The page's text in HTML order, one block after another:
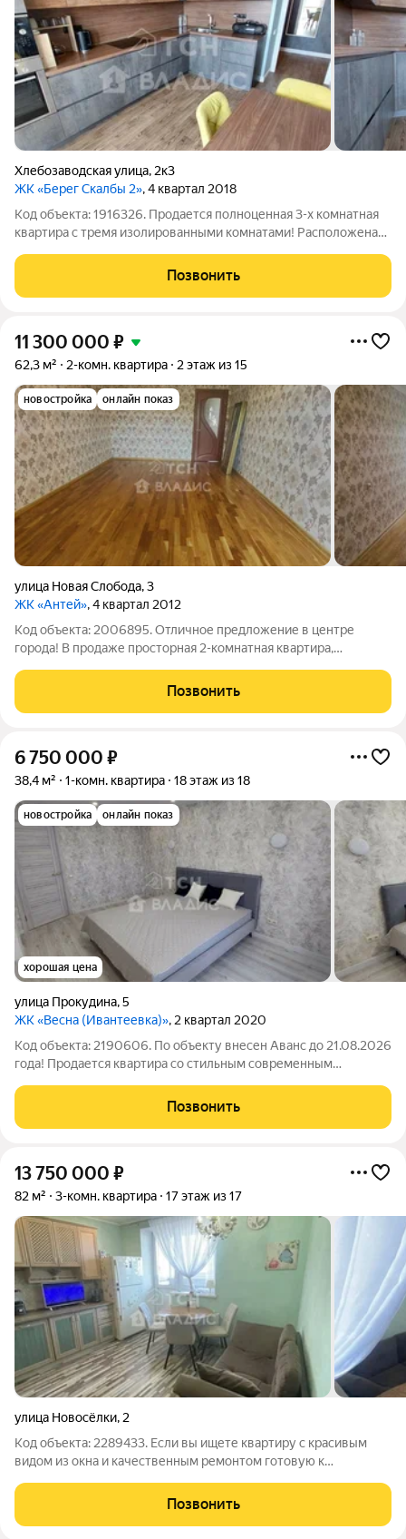
Хлебозаводская улица, 2к3
ЖК «Берег Скалбы 2», 4 квартал 2018
Код объекта: 1916326. Продается полноценная 3-х комнатная
квартира с тремя изолированными комнатами! Расположена
корпус 3, на 14 этаже 17-ти этажного монолитного дома,
построенного в 2018 году.
Позвонить
11 300 000 ₽
62,3 м² 2-комн. квартира 2 этаж из 15
новостройка онлайн показ
улица Новая Слобода,3
ЖК «Антей», 4 квартал 2012
Код объекта: 2006895. Отличное предложение в центре
города! В продаже просторная 2-комнатная квартира,
Слобода, дом 3, на 2 этаже 15-этажного монолитно-кирпичного
дома, 2012 года постройки. Общая
Позвонить
6 750 000 ₽
38,4 м² 1-комн. квартира 18 этаж из 18
новостройка онлайн показ
хорошая цена
улица Прокудина,5
ЖК «Весна (Ивантеевка)», 2 квартал 2020
Код объекта: 2190606. По объекту внесен Аванс до 21.08.2026
года! Продается квартира со стильным современным
Прокудина, дом 5 на 18 этаже монолитного дома 2020 года
постройки. Общая площадь
Позвонить
13 750 000 ₽
82 м² 3-комн. квартира 17 этаж из 17
улица Новосёлки, 2
Код объекта: 2289433. Если вы ищете квартиру с красивым
видом из окна и качественным ремонтом готовую к
внимание на этот вариант. Просторная 3-комнатная квартира в
одном из лучших районов Ивантеевки на
Позвонить